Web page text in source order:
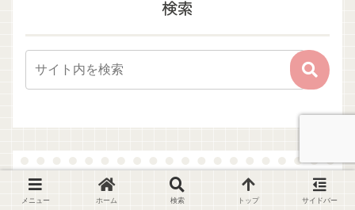
検索
\良かったらポチッと応援よろしくお願
メニュー ホーム 検索 トップ サイドバー